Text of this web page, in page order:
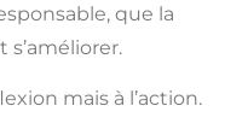
que la
mais à l’action.